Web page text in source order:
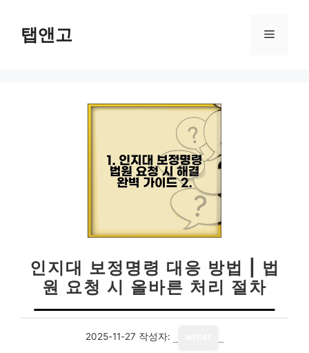
탭앤고 메
인지대 보정명령 대응 방법 | 법
원 요청 시 올바른 처리 절차
2025-11-27 작성자: